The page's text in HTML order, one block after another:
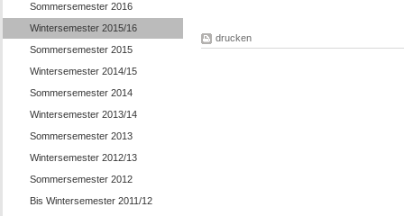
Sommersemester 2016
Wintersemester 2015/16
Sommersemester 2015
Wintersemester 2014/15
Sommersemester 2014
Wintersemester 2013/14
Sommersemester 2013
Wintersemester 2012/13
Sommersemester 2012
Bis Wintersemester 2011/12
drucken